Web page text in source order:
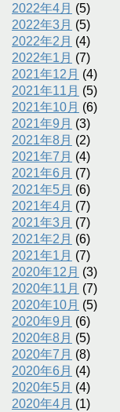
2022年4月 (5)
2022年3月 (5)
2022年2月 (4)
2022年1月 (7)
2021年12月 (4)
2021年11月 (5)
2021年10月 (6)
2021年9月 (3)
2021年8月 (2)
2021年7月 (4)
2021年6月 (7)
2021年5月 (6)
2021年4月 (7)
2021年3月 (7)
2021年2月 (6)
2021年1月 (7)
2020年12月 (3)
2020年11月 (7)
2020年10月 (5)
2020年9月 (6)
2020年8月 (5)
2020年7月 (8)
2020年6月 (4)
2020年5月 (4)
2020年4月 (1)